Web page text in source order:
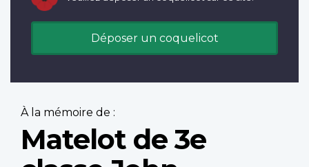
Déposer un coquelicot
À la mémoire de :
Matelot de 3e